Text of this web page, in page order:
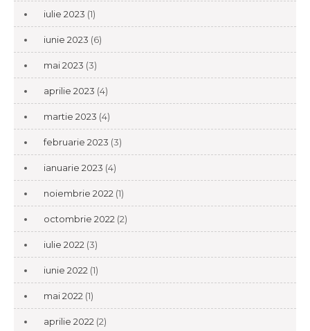
iulie 2023 (1)
iunie 2023 (6)
mai 2023 (3)
aprilie 2023 (4)
martie 2023 (4)
februarie 2023 (3)
ianuarie 2023 (4)
noiembrie 2022 (1)
octombrie 2022 (2)
iulie 2022 (3)
iunie 2022 (1)
mai 2022 (1)
aprilie 2022 (2)